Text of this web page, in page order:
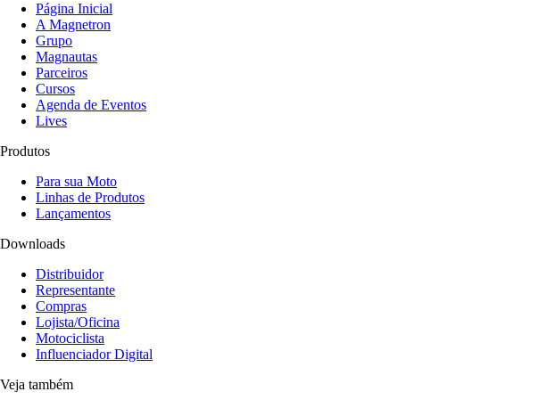
Página Inicial
A Magnetron
Grupo
Magnautas
Parceiros
Cursos
Agenda de Eventos
Lives
Produtos
Para sua Moto
Linhas de Produtos
Lançamentos
Downloads
Distribuidor
Representante
Compras
Lojista/Oficina
Motociclista
Influenciador Digital
Veja também